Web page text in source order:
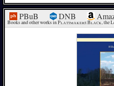
PBuB DNB
Books and other works in Plattmakers Black, the